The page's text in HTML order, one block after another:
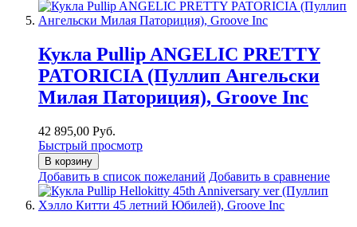
Кукла Pullip ANGELIC PRETTY
PATORICIA (Пуллип Ангельски
Милая Паториция), Groove Inc
42 895,00 Руб.
Быстрый просмотр
В корзину
Добавить в список пожеланий Добавить в сравнение